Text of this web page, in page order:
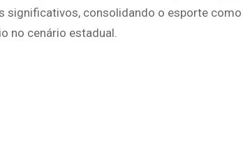
significativos, consolidando o esporte
no cenário estadual.